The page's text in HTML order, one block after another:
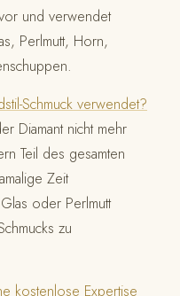
und verwendet
Perlmutt, Horn,
Schmuck verwendet?
Diamant nicht mehr
Teil des gesamten
Zeit
oder Perlmutt
zu
kostenlose Expertise